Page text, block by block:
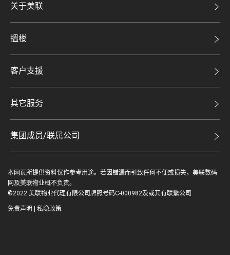
关于美联
美联集团
集团动态
人才招募
网站地图
搵楼
二手盘
买卖流程
客户支援
自助放盘
豪宅分行
查询热线
联络我们
缴款方式
其它服务
豪宅资讯
美善会
集团成员/联属公司
鋑联控股*
美联工商铺*
本网页所提供资料仅作参考用途。若因错漏而引致任何不便或损失，美联数码
网及美联物业概不负责。
©2022 美联物业代理有限公司牌照号码C-000982及或其有联繫公司
免责声明 私隐政策